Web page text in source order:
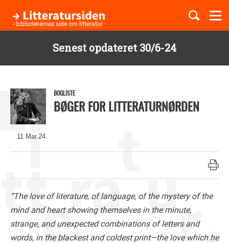
Senest opdateret 30/6-24
hovedindhold
- bibliotekernes side om litteratur
Børnebøger
11 Mar.24
BOGLISTE
BØGER FOR LITTERATURNØRDEN
“The love of literature, of language, of the mystery of the
mind and heart showing themselves in the minute,
strange, and unexpected combinations of letters and
words, in the blackest and coldest print—the love which he